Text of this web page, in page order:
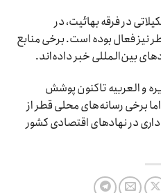
در فرقه بهائیت، در
نیز فعال بوده است. برخی منابع
بین‌المللی خبر داده‌اند.
و العربیه تاکنون پوشش
برخی رسانه‌های محلی قطر از
در نهادهای اقتصادی کشور